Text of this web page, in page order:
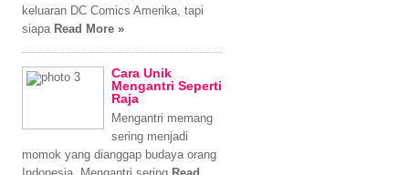
keluaran DC Comics Amerika, tapi
siapa Read More »
Cara Unik
Mengantri Seperti
Raja
Mengantri memang
sering menjadi
momok yang dianggap budaya orang